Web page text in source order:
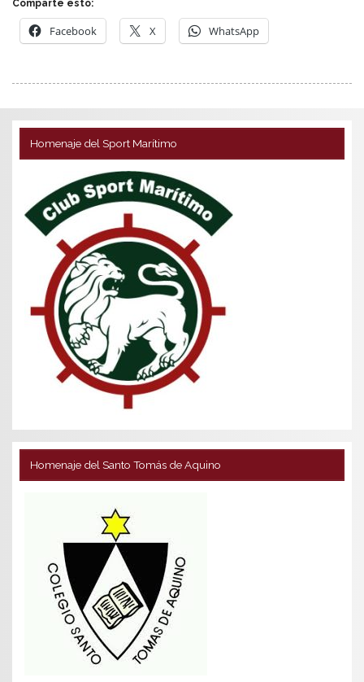
Comparte esto:
Facebook X WhatsApp
Homenaje del Sport Marítimo
Homenaje del Santo Tomás de Aquino